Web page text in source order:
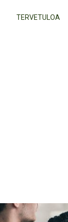
TERVETULOA